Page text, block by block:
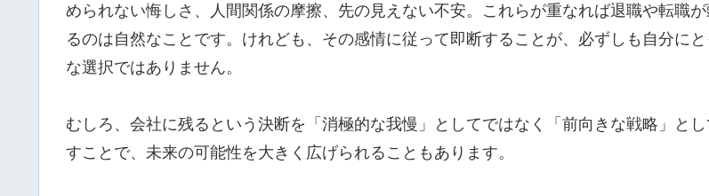
められない悔しさ、人間関係の摩擦、先の見えない不安。これらが重なれば退職や転職
るのは自然なことです。けれども、その感情に従って即断することが、必ずしも自分に
な選択ではありません。
むしろ、会社に残るという決断を「消極的な我慢」としてではなく「前向きな戦略」と
すことで、未来の可能性を大きく広げられることもあります。